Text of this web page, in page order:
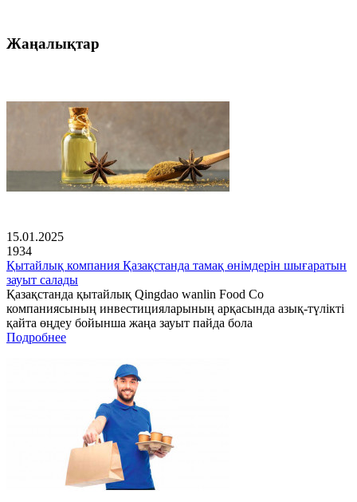
Жаңалықтар
15.01.2025
1934
Қытайлық компания Қазақстанда тамақ өнімдерін шығаратын
зауыт салады
Қазақстанда қытайлық Qingdao wanlin Food Co
компаниясының инвестицияларының арқасында азық-түлікті
қайта өңдеу бойынша жаңа зауыт пайда бола
Подробнее